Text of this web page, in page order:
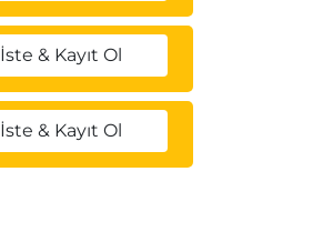
& Kayıt Ol
& Kayıt Ol